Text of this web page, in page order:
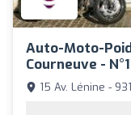
Auto-Moto-
Courneuve -
15 Av. Lénine -